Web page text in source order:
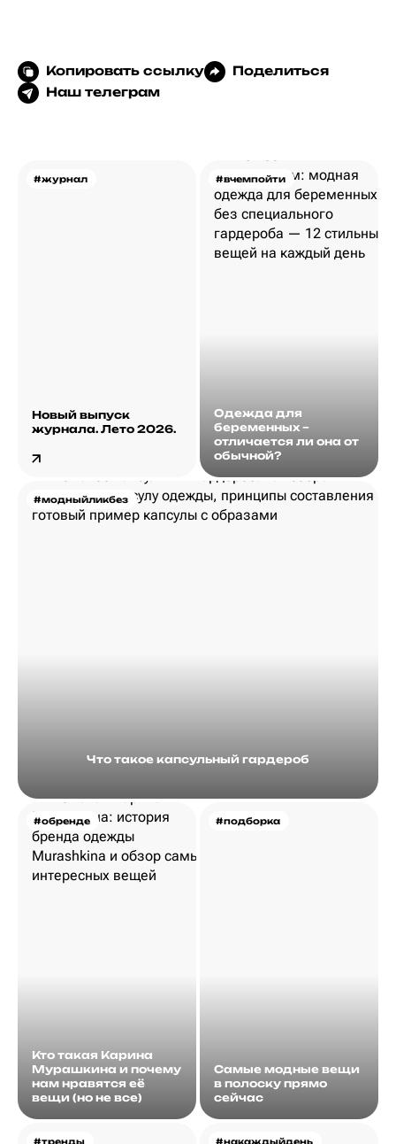
Копировать ссылку
Поделиться
Наш телеграм
#журнал
Новый выпуск
журнала. Лето 2026.
#вчемпойти
Одежда для
беременных –
отличается ли она от
обычной?
#модныйликбез
Что такое капсульный гардероб
#обренде
Кто такая Карина
Мурашкина и почему
нам нравятся её
вещи (но не все)
#подборка
Самые модные вещи
в полоску прямо
сейчас
#тренды #накаждыйдень